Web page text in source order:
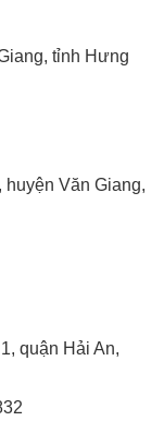
tỉnh Hưng
Văn Giang,
quận Hải An,